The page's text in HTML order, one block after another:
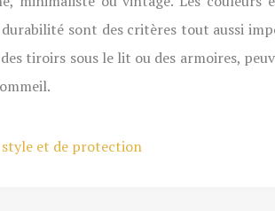
sont des critères tout aussi
tiroirs sous le lit ou des armoires,
style et de protection